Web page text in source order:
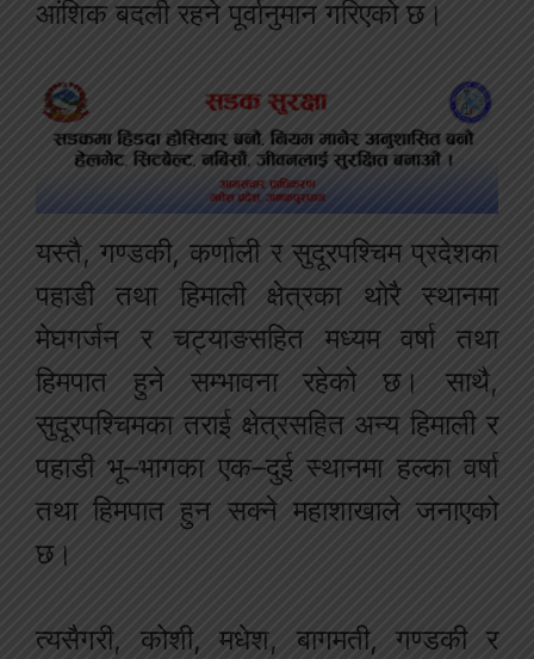
आंशिक बदली रहने पूर्वानुमान गरिएको छ।
यस्तै, गण्डकी, कर्णाली र सुदूरपश्चिम प्रदेशका
पहाडी तथा हिमाली क्षेत्रका थोरै स्थानमा
मेघगर्जन र चट्याङसहित मध्यम वर्षा तथा
हिमपात हुने सम्भावना रहेको छ। साथै,
सुदूरपश्चिमका तराई क्षेत्रसहित अन्य हिमाली र
पहाडी भू–भागका एक–दुई स्थानमा हल्का वर्षा
तथा हिमपात हुन सक्ने महाशाखाले जनाएको
छ।
त्यसैगरी, कोशी, मधेश, बागमती, गण्डकी र